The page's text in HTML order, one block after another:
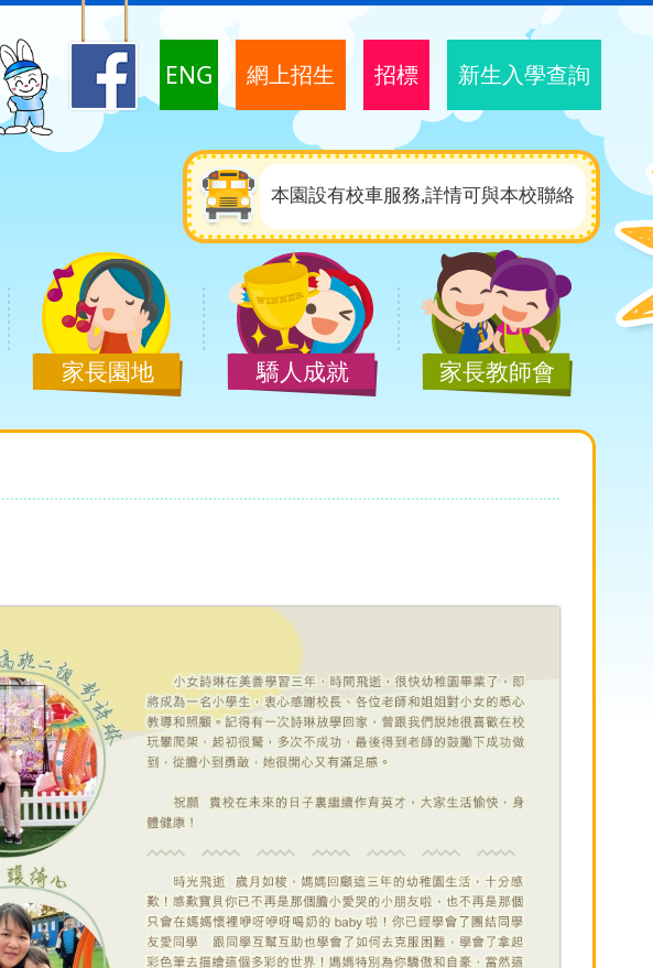
ENG 網上招生 招標 新生入學查詢
本園設有校車服務,詳情可與本校聯絡
家長園地 驕人成就 家長教師會